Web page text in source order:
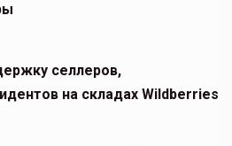
селлеров,
на складах Wildberries